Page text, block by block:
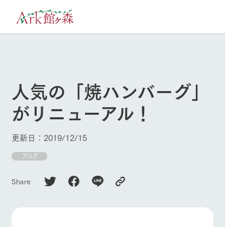
牧場へ行く よく見られている情報
今日の牧場・
日更新
施設・体験情報
ホーム
Ark館ヶ森について
牧場に行く
人気の「焼ハンバーグ」
がリニューアル！
更新日：2019/12/15
ブログ
Share